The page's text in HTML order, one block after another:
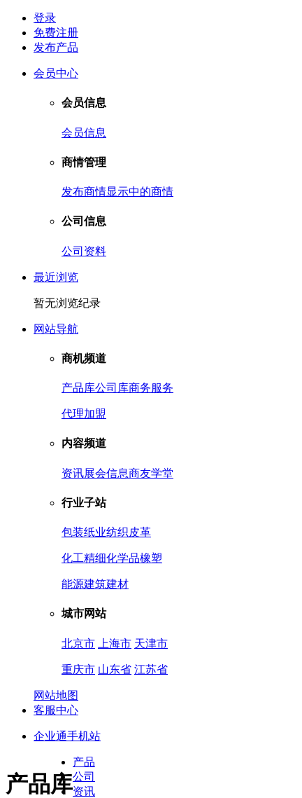
登录
免费注册
发布产品
会员中心
会员信息
会员信息
商情管理
发布商情显示中的商情
公司信息
公司资料
最近浏览
暂无浏览纪录
网站导航
商机频道
产品库公司库商务服务
代理加盟
内容频道
资讯展会信息商友学堂
行业子站
包装纸业纺织皮革
化工精细化学品橡塑
能源建筑建材
城市网站
北京市 上海市 天津市
重庆市 山东省 江苏省
网站地图
客服中心
企业通手机站
产品库
产品
公司
资讯